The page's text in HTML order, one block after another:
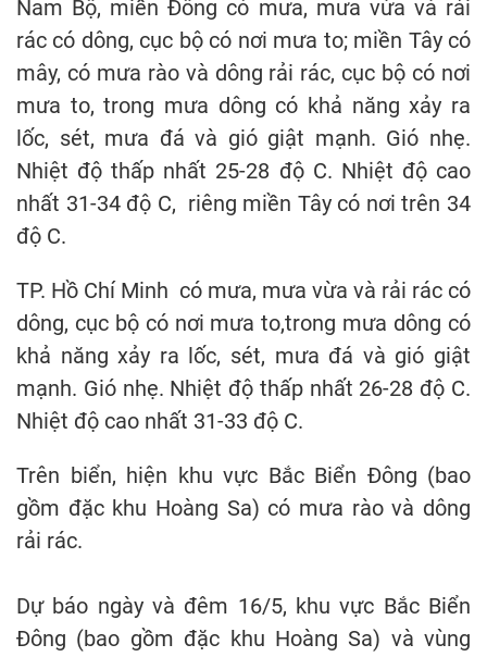
Nam Bộ, miền Đông có mưa, mưa vừa và rải
rác có dông, cục bộ có nơi mưa to; miền Tây có
mây, có mưa rào và dông rải rác, cục bộ có nơi
mưa to, trong mưa dông có khả năng xảy ra
lốc, sét, mưa đá và gió giật mạnh. Gió nhẹ.
Nhiệt độ thấp nhất 25-28 độ C. Nhiệt độ cao
nhất 31-34 độ C, riêng miền Tây có nơi trên 34
độ C.
TP. Hồ Chí Minh có mưa, mưa vừa và rải rác có
dông, cục bộ có nơi mưa to,trong mưa dông có
khả năng xảy ra lốc, sét, mưa đá và gió giật
mạnh. Gió nhẹ. Nhiệt độ thấp nhất 26-28 độ C.
Nhiệt độ cao nhất 31-33 độ C.
Trên biển, hiện khu vực Bắc Biển Đông (bao
gồm đặc khu Hoàng Sa) có mưa rào và dông
rải rác.
Dự báo ngày và đêm 16/5, khu vực Bắc Biển
Đông (bao gồm đặc khu Hoàng Sa) và vùng